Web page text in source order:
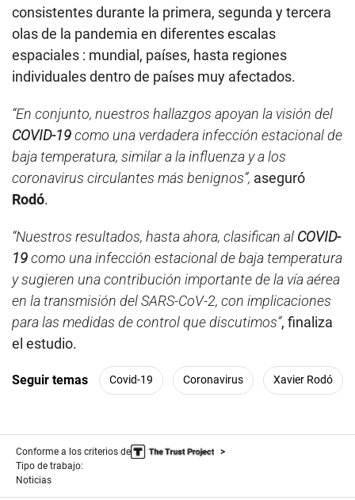
consistentes durante la primera, segunda y tercera
olas de la pandemia en diferentes escalas
espaciales : mundial, países, hasta regiones
individuales dentro de países muy afectados.
“En conjunto, nuestros hallazgos apoyan la visión del
COVID-19como una verdadera infección estacional de
baja temperatura, similar a la influenza y a los
coronavirus circulantes más benignos”, aseguró
Rodó.
“Nuestros resultados, hasta ahora, clasifican al COVID-
19como una infección estacional de baja temperatura
y sugieren una contribución importante de la vía aérea
en la transmisión del SARS-CoV-2, con implicaciones
para las medidas de control que discutimos”, finaliza
el estudio.
Seguir temas Covid-19 Coronavirus Xavier Rodó
Conforme a los criterios de
Tipo de trabajo:
Noticias